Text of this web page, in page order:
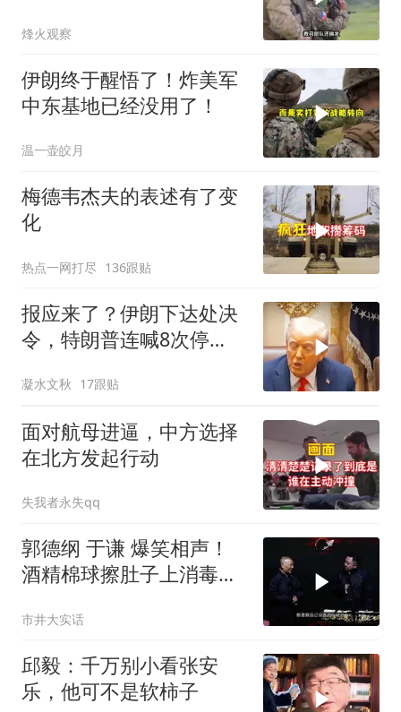
烽火观察
伊朗终于醒悟了！炸美军
中东基地已经没用了！
温一壶皎月
梅德韦杰夫的表述有了变
化
热点一网打尽 136跟贴
报应来了？伊朗下达处决
令，特朗普连喊8次停
凝水文秋 17跟贴
面对航母进逼，中方选择
在北方发起行动
失我者永失qq
郭德纲 于谦 爆笑相声！
酒精棉球擦肚子上消毒，
擦反了？
市井大实话
邱毅：千万别小看张安
乐，他可不是软柿子